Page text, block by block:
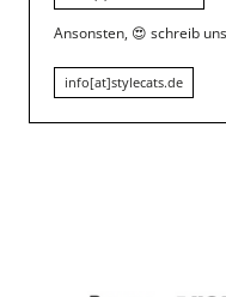
Ansonsten, 😍 schreib
info[at]stylecats.de